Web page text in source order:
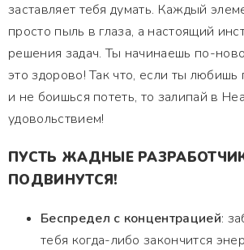
заставляет тебя думать. Каждый
просто пыль в глаза, а настоящий
решения задач. Ты начинаешь по-
это здорово! Так что, если ты любишь
и не боишься потеть, то залипай в
удовольствием!
ПУСТЬ ЖАДНЫЕ
ПОДВИНУТСЯ!
Беспредел с концентрацией:
тебя когда-либо закончится